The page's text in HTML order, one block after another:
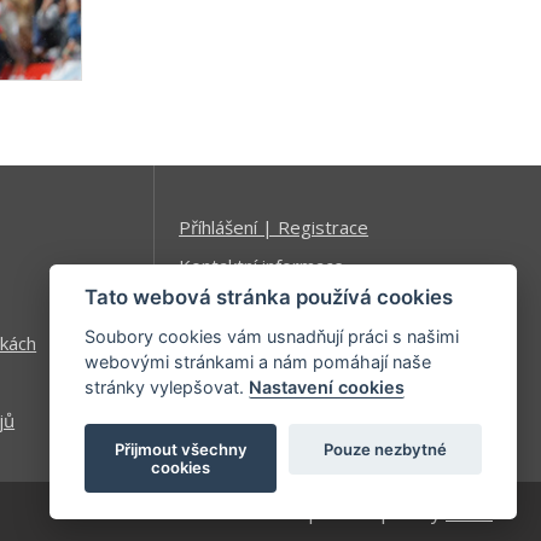
Příhlášení | Registrace
Kontaktní informace
Mapa stránek
Tato webová stránka používá cookies
Soubory cookies vám usnadňují práci s našimi
webovými stránkami a nám pomáhají naše
stránky vylepšovat. Nastavení cookies
Přijmout všechny
cookies
Pouze nezbytné